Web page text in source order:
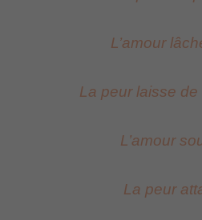
L’amour
La peur laisse
L’amour
La peur